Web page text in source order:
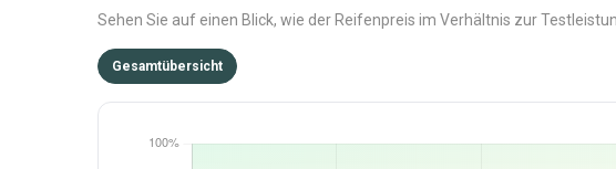
Sehen Sie auf einen Blick, wie der Reifenpreis im Verhältnis zur
Gesamtübersicht